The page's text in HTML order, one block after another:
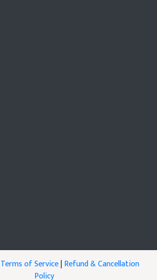
Terms of Service|Refund & Cancellation
Policy